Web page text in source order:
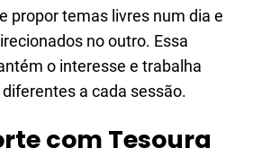
propor temas livres num dia e
no outro. Essa
o interesse e trabalha
a cada sessão.
com Tesoura